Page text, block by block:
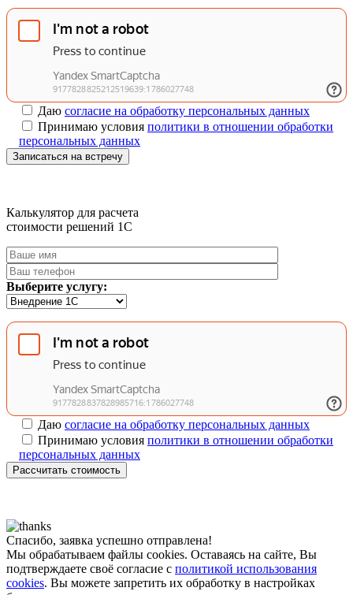
Даю согласие на обработку персональных данных
Принимаю условия политики в отношении обработки
персональных данных
Записаться на встречу
Калькулятор для расчета
стоимости решений 1C
Выберите услугу:
Даю согласие на обработку персональных данных
Принимаю условия политики в отношении обработки
персональных данных
Рассчитать стоимость
Спасибо, заявка успешно отправлена!
Мы обрабатываем файлы cookies. Оставаясь на сайте, Вы
подтверждаете своё согласие с политикой использования
cookies. Вы можете запретить их обработку в настройках